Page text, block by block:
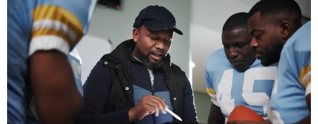
Email Marketing
Fatturazione
Financial Solutions
HR
Trust Services